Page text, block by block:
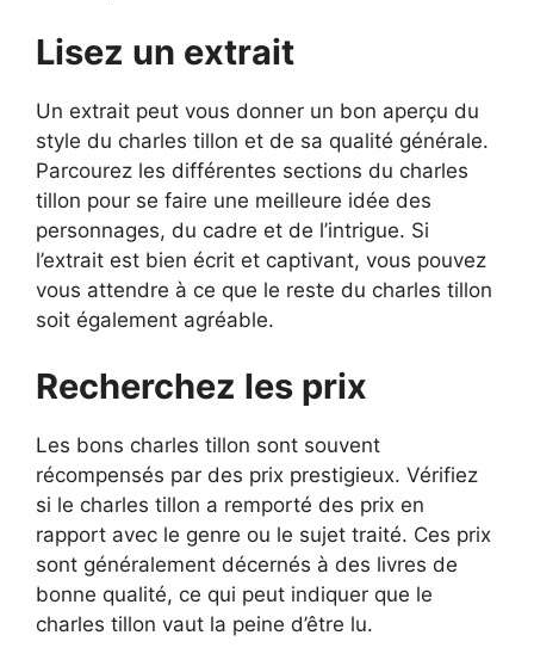
Lisez un extrait
Un extrait peut vous donner un bon aperçu du
style du charles tillon et de sa qualité générale.
Parcourez les différentes sections du charles
tillon pour se faire une meilleure idée des
personnages, du cadre et de l’intrigue. Si
l’extrait est bien écrit et captivant, vous pouvez
vous attendre à ce que le reste du charles tillon
soit également agréable.
Recherchez les prix
Les bons charles tillon sont souvent
récompensés par des prix prestigieux. Vérifiez
si le charles tillon a remporté des prix en
rapport avec le genre ou le sujet traité. Ces prix
sont généralement décernés à des livres de
bonne qualité, ce qui peut indiquer que le
charles tillon vaut la peine d’être lu.